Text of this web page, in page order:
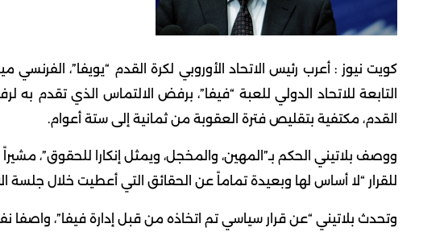
كويت نيوز : أعرب رئيس الاتحاد الأوروبي لكرة القدم “يويفا”،
التابعة للاتحاد الدولي للعبة “فيفا”، برفض الالتماس الذي تقدم
القدم، مكتفية بتقليص فترة العقوبة من ثمانية إلى ستة أعوام.
ووصف بلاتيني الحكم بـ”المهين، والمخجل، ويمثل إنكارا للحقوق”،
للقرار “لا أساس لها وبعيدة تماماً عن الحقائق التي أعطيت خلال جلسة
وتحدث بلاتيني “عن قرار سياسي تم اتخاذه من قبل إدارة فيفا”، واصفا